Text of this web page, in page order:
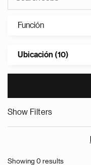
Función
Ubicación (10)
Show Filters
Showing 0 results